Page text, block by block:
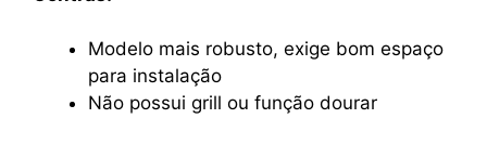
Modelo mais robusto, exige bom espaço
para instalação
Não possui grill ou função dourar